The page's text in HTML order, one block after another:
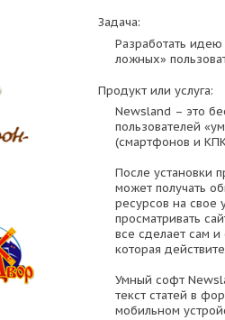
Задача:
Разработать
ложных»
Продукт или услуга:
Newsland – это
пользователей
(смартфонов и
После установки
может получать
ресурсов на свое
просматривать
все сделает сам
которая
Умный софт
текст статей в
мобильном